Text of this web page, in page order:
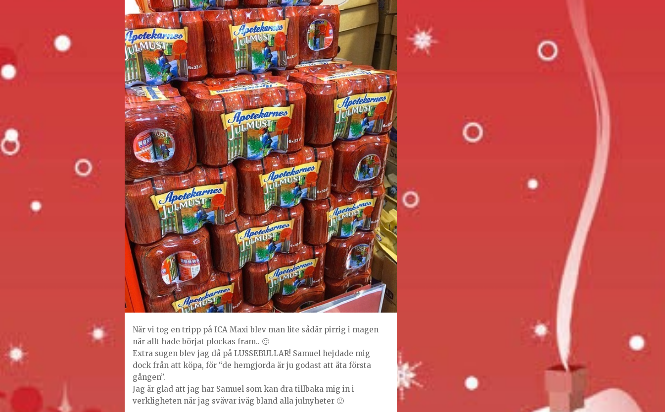
När vi tog en tripp på ICA Maxi blev man lite sådär pirrig i magen
när allt hade börjat plockas fram.. 🙂
Extra sugen blev jag då på LUSSEBULLAR! Samuel hejdade mig
dock från att köpa, för “de hemgjorda är ju godast att äta första
gången”.
Jag är glad att jag har Samuel som kan dra tillbaka mig in i
verkligheten när jag svävar iväg bland alla julnyheter 🙂